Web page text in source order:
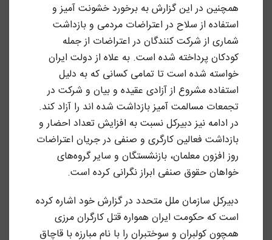
همچنین در این گزارش به برخورد خشونت آمیز و
استفاده از سلاح در اعتراضات مردمی و بازداشت
شماری از شرکت کنندگان در اعتراضات از جمله
کودکان پرداخته شده است. به علاه از دولت ایران
خواسته شده است تا تمامی کسانی که به دلیل
استفاده مشروع از آزادی عقیده و بیان و شرکت در
تجمعات مسالمت آمیز بازداشت شده اند را آزاد کند.
در ادامه نیز دبیرکل نسبت به افزایش تعداد احضار و
بازداشت فعالین کارگری و صنفی در جریان اعتراضات
روز افزون معلمان، بازنشستگان و سایر گروه‌های
خواهان حقوق صنفی ابراز نگرانی کرده است.
دبیرکل سازمان ملل متحدد در گزارش خود اشاره کرده
است که حکومت ایران همواره قتل کارگران مرزی
همچون کولبران و سوختبران را با نام مبارزه با قاچاق